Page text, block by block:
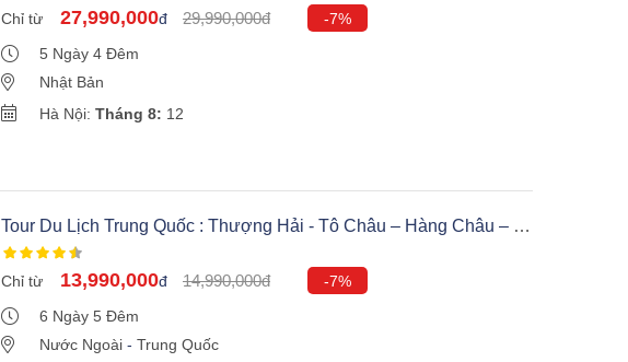
Chỉ từ 27,990,000đ 29,990,000đ
-7%
5 Ngày 4 Đêm
Nhật Bản
Hà Nội: Tháng 8: 12
Tour Du Lịch Trung Quốc : Thượng Hải - Tô Châu – Hàng Châu – Ô
Trấn Bay HO Giá Rẻ
Chỉ từ 13,990,000đ 14,990,000đ
-7%
6 Ngày 5 Đêm
Nước Ngoài - Trung Quốc